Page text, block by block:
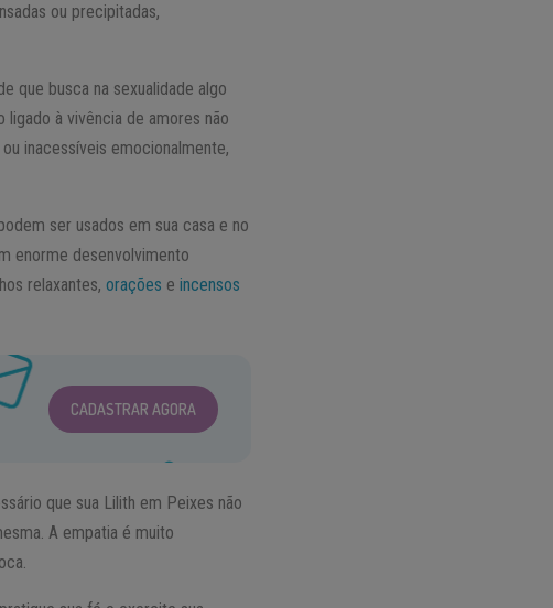
ou precipitadas,
que busca na sexualidade algo
à vivência de amores não
inacessíveis emocionalmente,
ser usados em sua casa e no
enorme desenvolvimento
relaxantes,orações eincensos
CADASTRAR AGORA
que sua Lilith em Peixes não
A empatia é muito